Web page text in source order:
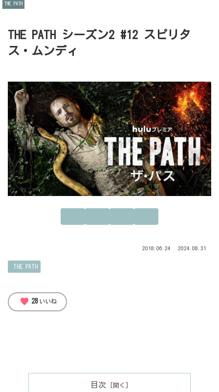
THE PATH シーズン2 #12 スピリタ
ス・ムンディ
THE PATH
2018.06.24 2024.08.31
THE PATH
favorite 28 いいね
目次